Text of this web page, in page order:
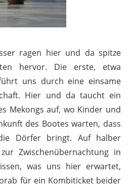
ragen hier und da spitze
hervor. Die erste, etwa
uns durch eine einsame
Hier und da taucht ein
Mekongs auf, wo Kinder und
des Bootes warten, dass
Dörfer bringt. Auf halber
Zwischenübernachtung in
was uns hier erwartet,
für ein Kombiticket beider